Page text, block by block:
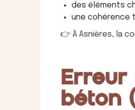
des éléments
une cohérence
👉 À Asnières, la
Erreur
béton